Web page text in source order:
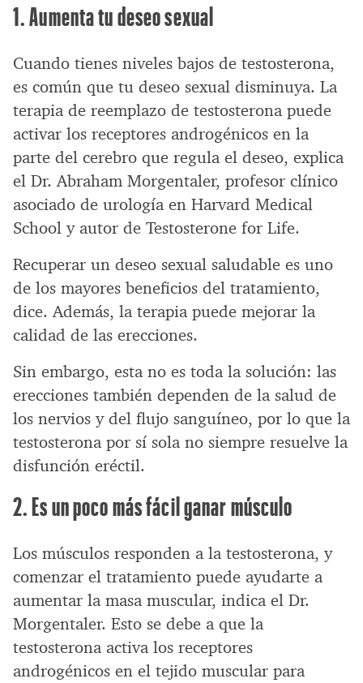
1. Aumenta tu deseo sexual
Cuando tienes niveles bajos de testosterona,
es común que tu deseo sexual disminuya. La
terapia de reemplazo de testosterona puede
activar los receptores androgénicos en la
parte del cerebro que regula el deseo, explica
el Dr. Abraham Morgentaler, profesor clínico
asociado de urología en Harvard Medical
School y autor de Testosterone for Life.
Recuperar un deseo sexual saludable es uno
de los mayores beneficios del tratamiento,
dice. Además, la terapia puede mejorar la
calidad de las erecciones.
Sin embargo, esta no es toda la solución: las
erecciones también dependen de la salud de
los nervios y del flujo sanguíneo, por lo que la
testosterona por sí sola no siempre resuelve la
disfunción eréctil.
2. Es un poco más fácil ganar músculo
Los músculos responden a la testosterona, y
comenzar el tratamiento puede ayudarte a
aumentar la masa muscular, indica el Dr.
Morgentaler. Esto se debe a que la
testosterona activa los receptores
androgénicos en el tejido muscular para